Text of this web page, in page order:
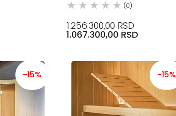
(0)
1.256.300,00 RSD
1.067.300,00 RSD
-15% -15%